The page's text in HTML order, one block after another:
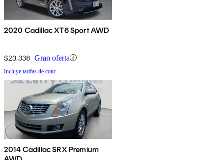
2020 Cadillac XT6 Sport AWD
$23,338 Gran oferta
Incluye tarifas de conc.
2014 Cadillac SRX Premium